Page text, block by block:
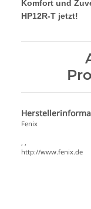
Komfort und
HP12R-T jetzt!
Fenix
, ,
http://www.fenix.de